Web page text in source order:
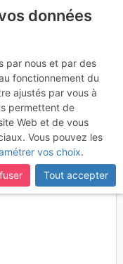
by-nc-nd)
données
par nous et par des
fonctionnement du
ajustés par vous à
permettent de
Web et de vous
Vous pouvez les
vos choix.
Tout accepter